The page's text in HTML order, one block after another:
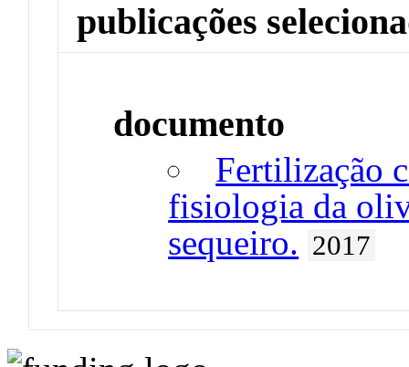
publicações
documento
Fertilização
fisiologia da
sequeiro. 2017